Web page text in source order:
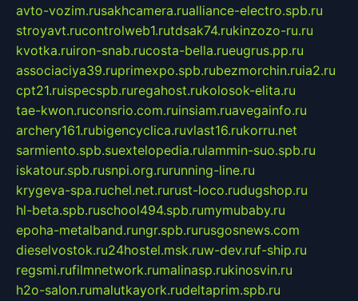
avto-vozim.rusakhcamera.rualliance-electro.spb.ru
stroyavt.rucontrolweb1.rutdsak74.rukinzozo-ru.ru
kvotka.ruiron-snab.rucosta-bella.rueugrus.pp.ru
associaciya39.ruprimexpo.spb.rubezmorchin.ruia2.ru
cpt21.ruispecspb.ruregahost.rukolosok-elita.ru
tae-kwon.ruconsrio.com.ruinsiam.ruavegainfo.ru
archery161.rubigencyclica.ruvlast16.rukorru.net
sarmiento.spb.suextelopedia.rulammin-suo.spb.ru
iskatour.spb.rusnpi.org.rurunning-line.ru
krygeva-spa.ruchel.net.rurust-loco.rudugshop.ru
hl-beta.spb.ruschool494.spb.rumymubaby.ru
epoha-metalband.rungr.spb.rurusgosnews.com
dieselvostok.ru24hostel.msk.ruw-dev.ruf-ship.ru
regsmi.rufilmnetwork.rumalinasp.rukinosvin.ru
h2o-salon.rumalutkayork.rudeltaprim.spb.ru